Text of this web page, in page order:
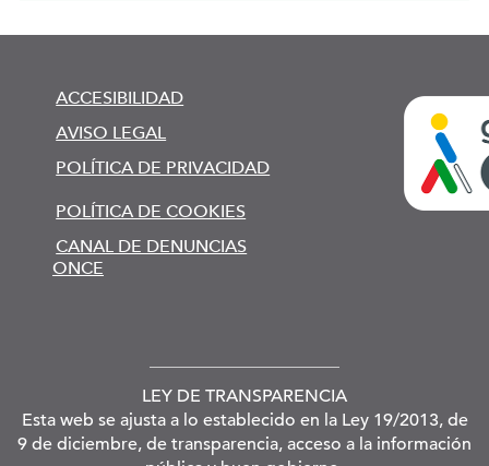
ACCESIBILIDAD
AVISO LEGAL
POLÍTICA DE PRIVACIDAD
POLÍTICA DE COOKIES
CANAL DE DENUNCIAS
ONCE
LEY DE TRANSPARENCIA
Esta web se ajusta a lo establecido en la Ley 19/2013, de
9 de diciembre, de transparencia, acceso a la información